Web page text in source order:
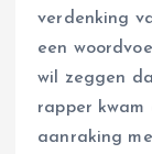
verdenking
een
wil zeggen
rapper
aanraking